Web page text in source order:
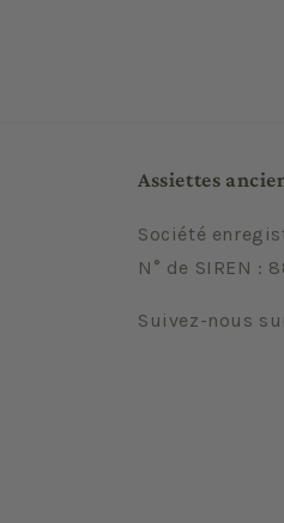
Assiettes
Société
N° de SIREN :
Suivez-nous